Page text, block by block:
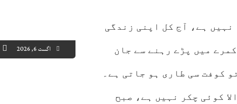
اگست 6, 2026
ہے، آج کل اپنی زندگی
میں پڑے رہنے سے جان
کوفت سی طاری ہو جاتی ہے۔
کوئی چکر نہیں ہے، صبح19:00 20:00 21:00 22:00